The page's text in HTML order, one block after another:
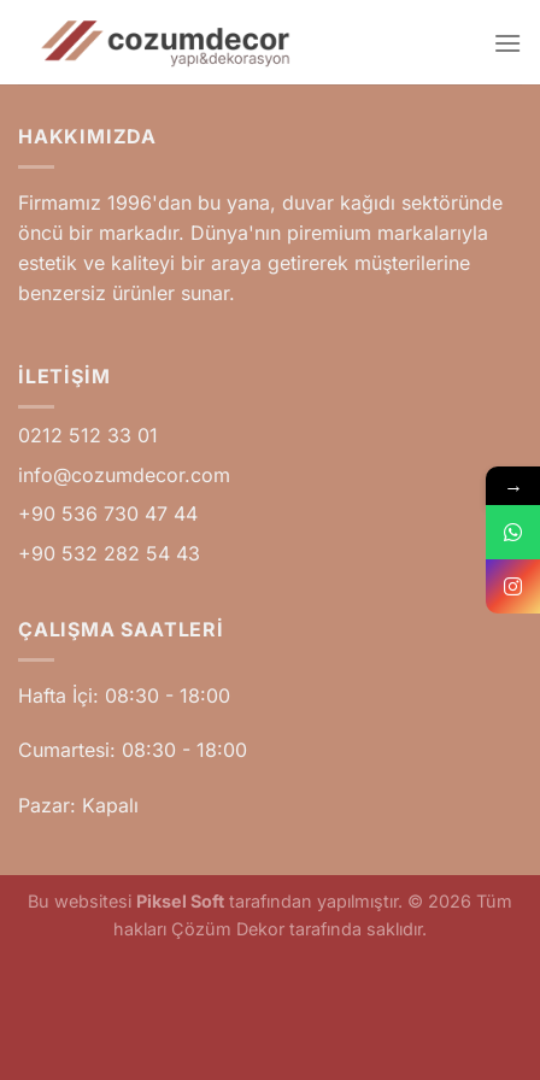
HAKKIMIZDA
Firmamız 1996'dan bu yana, duvar kağıdı sektöründe
öncü bir markadır. Dünya'nın piremium markalarıyla
estetik ve kaliteyi bir araya getirerek müşterilerine
benzersiz ürünler sunar.
İLETIŞIM
0212 512 33 01
info@cozumdecor.com
+90 536 730 47 44
+90 532 282 54 43
ÇALIŞMA SAATLERI
Hafta İçi: 08:30 - 18:00
Cumartesi: 08:30 - 18:00
Pazar: Kapalı
Bu websitesi Piksel Soft tarafından yapılmıştır. © 2026 Tüm
hakları Çözüm Dekor tarafında saklıdır.
→